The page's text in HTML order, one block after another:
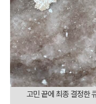
고민 끝에 최종 결정한